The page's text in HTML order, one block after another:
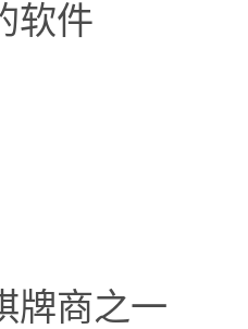
软件
牌商之一